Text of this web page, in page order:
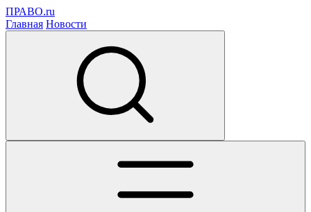
ПРАВО.ru
Главная Новости